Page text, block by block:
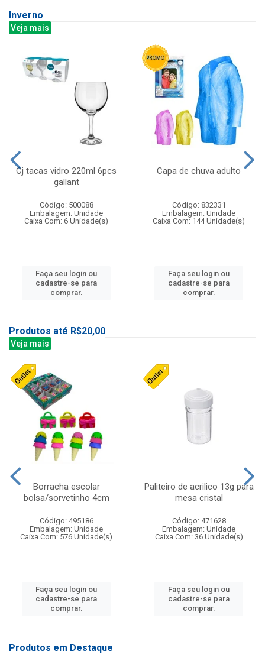
Inverno
Veja mais
Cj tacas vidro 220ml 6pcs
gallant
Código: 500088
Embalagem: Unidade
Caixa Com: 6 Unidade(s)
Faça seu login ou
cadastre-se para
comprar.
Capa de chuva adulto
Código: 832331
Embalagem: Unidade
Caixa Com: 144 Unidade(s)
Faça seu login ou
cadastre-se para
comprar.
Produtos até R$20,00
Veja mais
Borracha escolar
bolsa/sorvetinho 4cm
Código: 495186
Embalagem: Unidade
Caixa Com: 576 Unidade(s)
Faça seu login ou
cadastre-se para
comprar.
Paliteiro de acrilico 13g para
mesa cristal
Código: 471628
Embalagem: Unidade
Caixa Com: 36 Unidade(s)
Faça seu login ou
cadastre-se para
comprar.
Produtos em Destaque